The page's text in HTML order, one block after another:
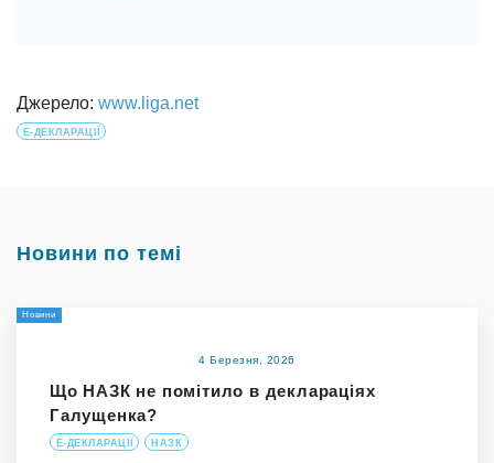
Джерело: www.liga.net
Е-ДЕКЛАРАЦІЇ
Новини по темі
Новини
4 Березня, 2026
Що НАЗК не помітило в деклараціях
Галущенка?
Е-ДЕКЛАРАЦІЇ НАЗК